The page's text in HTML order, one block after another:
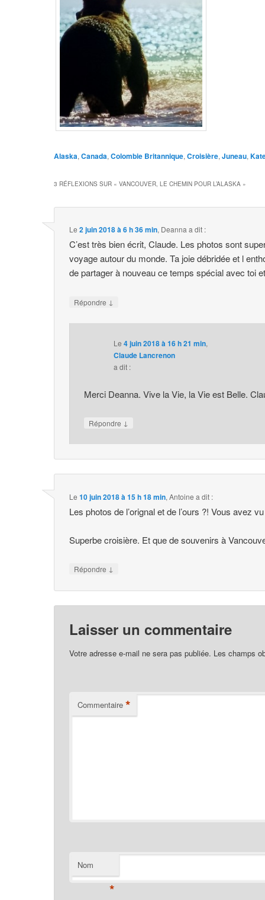
Alaska,Canada,Colombie Britannique,Croisière,Juneau,
3 RÉFLEXIONS SUR «VANCOUVER, LE CHEMIN POUR L’ALASKA »
Le 2 juin 2018 à 6 h 36 min, Deanna a dit :
C’est très bien écrit, Claude. Les photos sont
voyage autour du monde. Ta joie débridée et l
de partager à nouveau ce temps spécial avec toi
Répondre ↓
Le 4 juin 2018 à 16 h 21 min,
Claude Lancrenon
a dit :
Merci Deanna. Vive la Vie, la Vie est Belle.
Répondre ↓
Le 10 juin 2018 à 15 h 18 min, Antoine a dit :
Les photos de l’orignal et de l’ours ?! Vous avez
Superbe croisière. Et que de souvenirs à
Répondre ↓
Laisser un commentaire
Votre adresse e-mail ne sera pas publiée. Les champs
Commentaire *
Nom
*